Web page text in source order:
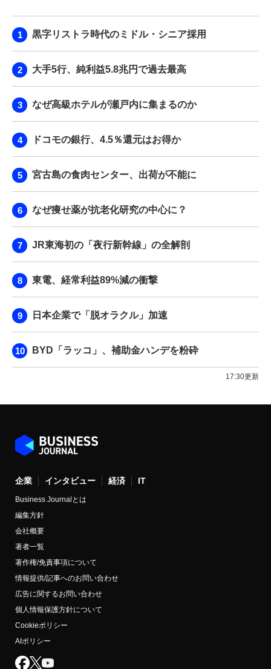
黒字リストラ時代のミドル・シニア採用
大手5行、純利益5.8兆円で過去最高
なぜ高級ホテルが瀬戸内に集まるのか
ドコモの銀行、4.5％還元はお得か
宮古島の食肉センター、出荷が不能に
なぜ痩せ薬が抗老化研究の中心に？
JR東海初の「夜行新幹線」の全解剖
東電、経常利益89%減の衝撃
日本企業で「脱オラクル」加速
BYD「ラッコ」、補助金ハンデを粉砕
17:30更新
企業 インタビュー 経済 IT
Business Journalとは
編集方針
会社概要
著者一覧
著作権/免責事項について
情報提供/記事へのお問い合わせ
広告に関するお問い合わせ
個人情報保護方針について
Cookieポリシー
AIポリシー